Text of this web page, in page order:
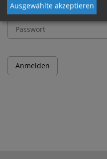
Passwort
Ausgewählte akzeptieren